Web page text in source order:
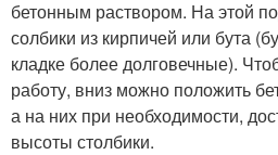
бетонным раствором. На этой
солбики из кирпичей или бута
кладке более долговечные).
работу, вниз можно положить
а на них при необходимости,
высоты столбики.